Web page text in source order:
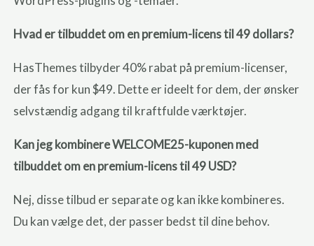
Hvad er tilbuddet om en premium-licens til 49 dollars?
HasThemes tilbyder 40% rabat på premium-licenser,
der fås for kun $49. Dette er ideelt for dem, der ønsker
selvstændig adgang til kraftfulde værktøjer.
Kan jeg kombinere WELCOME25-kuponen med
tilbuddet om en premium-licens til 49 USD?
Nej, disse tilbud er separate og kan ikke kombineres.
Du kan vælge det, der passer bedst til dine behov.